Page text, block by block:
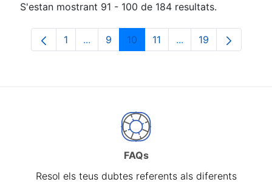
S'estan mostrant 91 - 100 de 184 resultats.
Pàgina
1 ...Pàgines intermèdies Utilitzeu TAB per
Pàgina
9 Pàgina
10 Pàgina
11 ...PàginesPàgina
19
FAQs
Resol els teus dubtes referents als diferents